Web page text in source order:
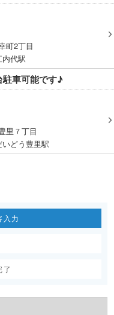
町2丁目
内代駅
駐車可能です♪
里７丁目
いどう豊里駅
入力
了